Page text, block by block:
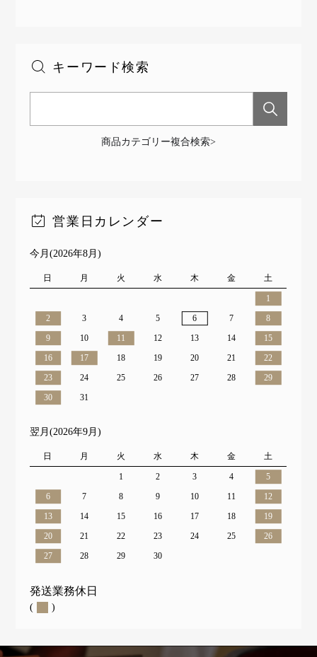
キーワード検索
商品カテゴリー複合検索>
営業日カレンダー
今月(2026年8月)
日 月 火 水 木 金 土
1
2
3 4 5 6 7
8
9
10 11 12 13 14
15
16
17 18 19 20 21
22
23
24 25 26 27 28
29
30
31
翌月(2026年9月)
日 月 火 水 木 金 土
1 2 3 4
5
6
7 8 9 10 11
12
13
14 15 16 17 18
19
20
21 22 23 24 25
26
27
28 29 30
発送業務休日
( )